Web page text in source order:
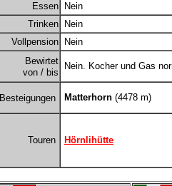
Essen
Nein
Trinken
Nein
Vollpension
Nein
Bewirtet
von / bis
Nein. Kocher und Gas
Besteigungen Matterhorn (4478 m)
Touren Hörnlihütte